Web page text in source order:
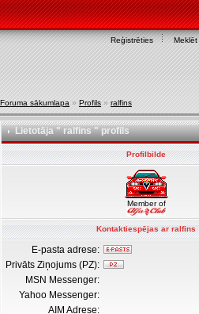
Reģistrēties Meklēt
Foruma sākumlapa » Profils » ralfins
Lietotāja " ralfins " profils
Profilbilde
Member of
Kontaktiespējas ar ralfins
E-pasta adrese:
Privāts Ziņojums (PZ):
MSN Messenger:
Yahoo Messenger:
AIM Adrese: